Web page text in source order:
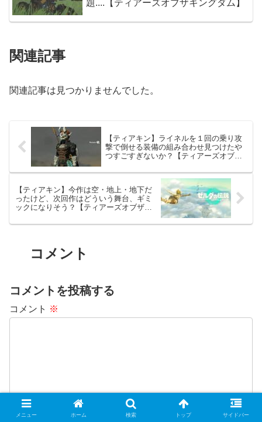
題....【ティアーズオブザキングダム】
関連記事
関連記事は見つかりませんでした。
【ティアキン】ライネルを１回の乗り攻
撃で倒せる装備の組み合わせ見つけたや
つすごすぎないか？【ティアーズオブザ
【ティアキン】今作は空・地上・地下だ
ったけど、次回作はどういう舞台、ギミ
ックになりそう？【ティアーズオブザキ
コメント
コメントを投稿する
コメント ※
メニュー ホーム 検索 トップ サイドバー